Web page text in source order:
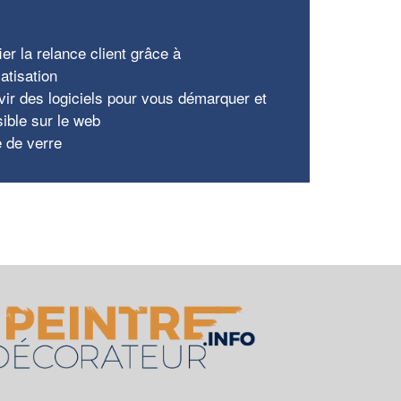
la relance client grâce à
des logiciels pour vous démarquer et
sur le web
de verre